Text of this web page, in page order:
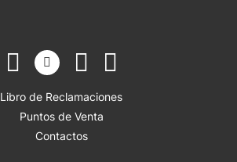
Libro de Reclamaciones
Puntos de Venta
Contactos